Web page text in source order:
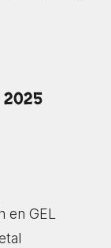
2025
en GEL